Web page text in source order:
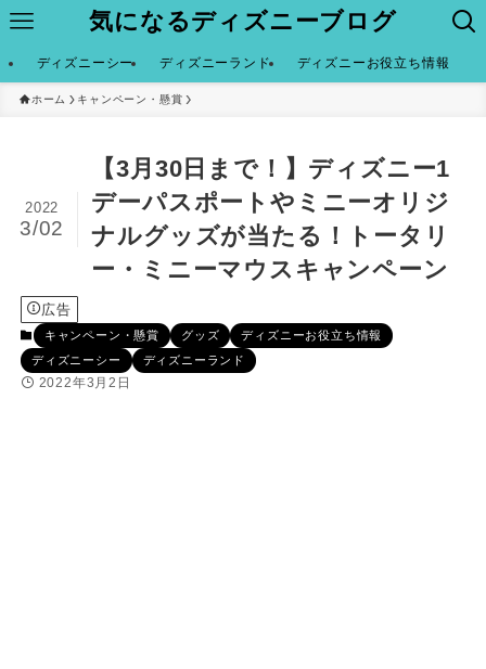
気になるディズニーブログ
ディズニーシー ディズニーランド ディズニーお役立ち情報
ホーム キャンペーン・懸賞
【3月30日まで！】ディズニー1
デーパスポートやミニーオリジ
ナルグッズが当たる！トータリ
ー・ミニーマウスキャンペーン
2022
3/02
広告
キャンペーン・懸賞 グッズ
ディズニーお役立ち情報
ディズニーシー
ディズニーランド
2022年3月2日